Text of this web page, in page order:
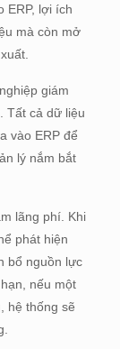
ERP, lợi ích
mà còn mở
giám
Tất cả dữ liệu
vào ERP để
lý nắm bắt
lãng phí. Khi
phát hiện
bổ nguồn lực
nếu một
hệ thống sẽ